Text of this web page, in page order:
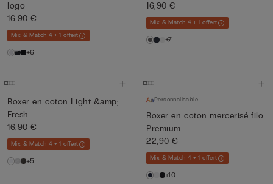
logo
16,90 €
Mix & Match 4 + 1 offert
+6
16,90 €
Mix & Match 4 + 1 offert
+7
Boxer en coton Light &amp;
Fresh
16,90 €
Mix & Match 4 + 1 offert
+5
Personnalisable
Boxer en coton mercerisé filo
Premium
22,90 €
Mix & Match 4 + 1 offert
+10